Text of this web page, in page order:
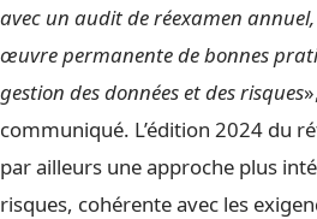
avec un audit de réexamen
œuvre permanente de bonnes
gestion des données et des risques
communiqué. L’édition 2024 du
par ailleurs une approche plus
risques, cohérente avec les